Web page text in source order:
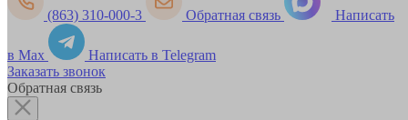
(863) 310-000-3 Обратная связь Написать
в Max
Написать в Telegram
Заказать звонок
Обратная связь